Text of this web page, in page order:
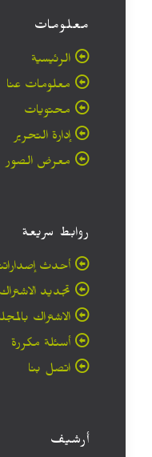
معلومات
الرئيسية
معلومات عنا
محتويات
إدارة التحرير
معرض الصور
روابط سريعة
أحدث
تجديد الاشتراك
الاشتراك
أسئلة مكررة
اتصل بنا
أرشيف